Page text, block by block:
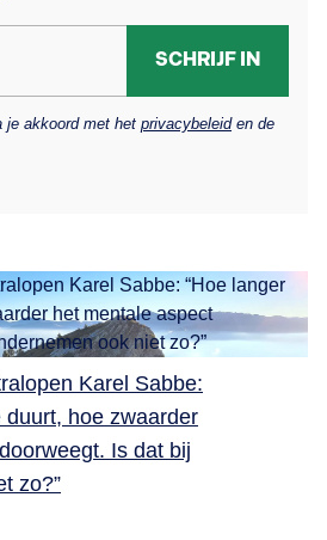
SCHRIJF IN
je akkoord met het privacybeleiden de
Karel Sabbe:
duurt, hoe zwaarder
Is dat bij
zo?”